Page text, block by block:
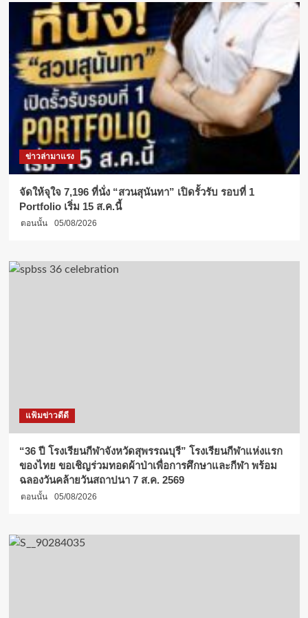
ข่าวล่ามาแรง
จัดให้จุใจ 7,196 ที่นั่ง “สวนสุนันทา” เปิดรั้วรับ รอบที่ 1
Portfolio เริ่ม 15 ส.ค.นี้
ตอนนั้น 05/08/2026
แฟ้มข่าวดีดี
“36 ปี โรงเรียนกีฬาจังหวัดสุพรรณบุรี” โรงเรียนกีฬาแห่งแรก
ของไทย ขอเชิญร่วมทอดผ้าป่าเพื่อการศึกษาและกีฬา พร้อม
ฉลองวันคล้ายวันสถาปนา 7 ส.ค. 2569
ตอนนั้น 05/08/2026